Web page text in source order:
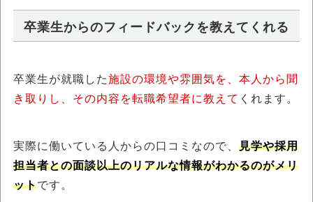
卒業生からのフィードバックを教えてくれる
卒業生が就職した施設の環境や雰囲気を、本人から聞
き取りし、その内容を転職希望者に教えて くれます。
実際に働いている人からの口コミなので、 見学や採用
担当者との面談以上のリアルな情報がわかるのがメリ
ットです。